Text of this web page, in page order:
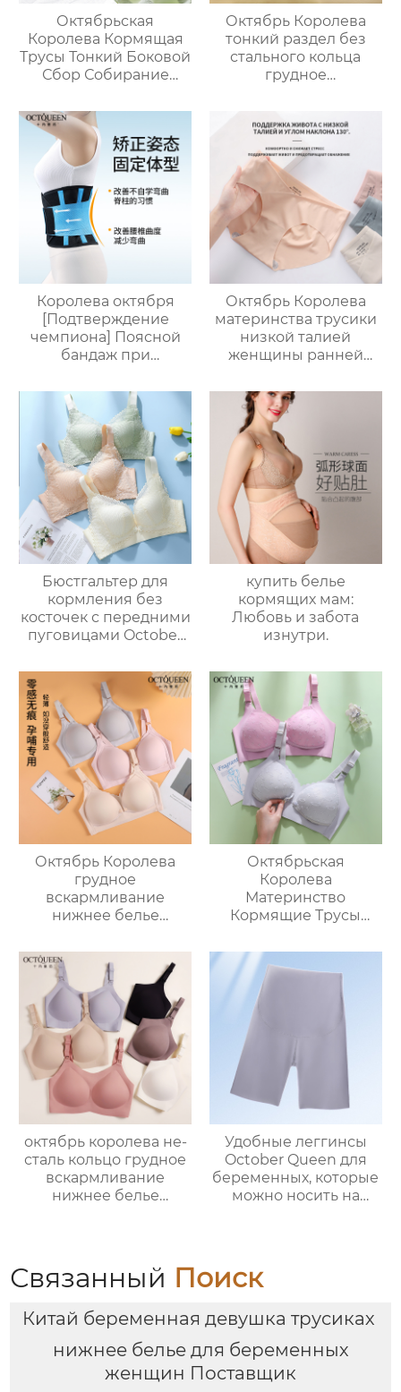
Октябрьская
Королева Кормящая
Трусы Тонкий Боковой
Сбор Собирание
вскармливание
Бюстгальтер
Сексуальный
Кружевной
Материнский
Компаньон Грудное
вскармливание
Октябрь Королева
тонкий раздел без
стального кольца
грудное
собрались анти-
обвисание
беременности
специальный
бюстгальтер женщин
Королева октября
[Подтверждение
чемпиона] Поясной
бандаж при
поясничного отдела
позвоночника, болях в
поясничном отделе и
поясничном поясе
для мужчин и
женщин.
Октябрь Королева
материнства трусики
низкой талией
женщины ранней
послеродовой
большой размер
материнства
специальные дамы
трусики удобные
Бюстгальтер для
кормления без
косточек с передними
пуговицами October
дышащий и удобный
для кормления
беременных женщин.
купить белье
кормящих мам:
Любовь и забота
изнутри.
Октябрь Королева
грудное
вскармливание
нижнее белье
специальные
материнский
бюстгальтер анти-
обвисание коллекция
боковые груди
собраны
послеродовой
грудное
вскармливание
большой размер
бюстгальтер женский
Октябрьская
Королева
Материнство
Кормящие Трусы
Застежка
Послеродовой Сбор
Против Провисания
Кормления Чашки
Для Беременности
октябрь королева не-
сталь кольцо грудное
вскармливание
нижнее белье
послеродовой
грудное
размер бюстгальтер
Удобные леггинсы
October Queen для
беременных, которые
можно носить на
верхней одежды,
защитные штаны.
Связанный Поиск
Китай беременная девушка трусиках
нижнее белье для беременных
женщин Поставщик